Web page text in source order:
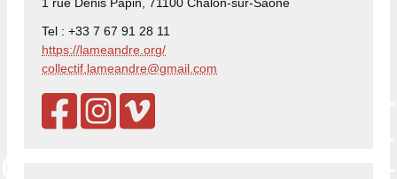
1 rue Denis Papin, 71100 Chalon-sur-Saône
Tel : +33 7 67 91 28 11
https://lameandre.org/
collectif.lameandre@gmail.com